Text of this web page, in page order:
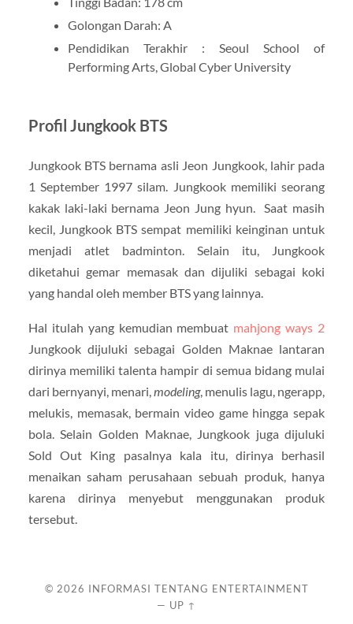
Golongan Darah: A
Pendidikan Terakhir : Seoul School of
Performing Arts, Global Cyber University
Profil Jungkook BTS
Jungkook BTS bernama asli Jeon Jungkook, lahir pada
1 September 1997 silam. Jungkook memiliki seorang
kakak laki-laki bernama Jeon Jung hyun. Saat masih
kecil, Jungkook BTS sempat memiliki keinginan untuk
menjadi atlet badminton. Selain itu, Jungkook
diketahui gemar memasak dan dijuliki sebagai koki
yang handal oleh member BTS yang lainnya.
Hal itulah yang kemudian membuat mahjong ways 2
Jungkook dijuluki sebagai Golden Maknae lantaran
dirinya memiliki talenta hampir di semua bidang mulai
dari bernyanyi, menari, modeling, menulis lagu, ngerapp,
melukis, memasak, bermain video game hingga sepak
bola. Selain Golden Maknae, Jungkook juga dijuluki
Sold Out King pasalnya kala itu, dirinya berhasil
menaikan saham perusahaan sebuah produk, hanya
karena dirinya menyebut menggunakan produk
tersebut.
© 2026 INFORMASI TENTANG ENTERTAINMENT
— UP ↑